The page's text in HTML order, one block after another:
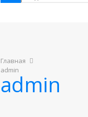
Главная
admin
admin